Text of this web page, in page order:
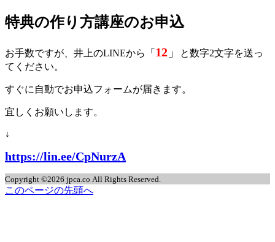
jpca.co
特典の作り方講座のお申込
お手数ですが、井上のLINEから「 12 」
と数字2文字を送っ
てください。
すぐに自動でお申込フォームが届きます。
宜しくお願いします。
↓
https://lin.ee/CpNurzA
Copyright ©2026 jpca.co All Rights Reserved.
このページの先頭へ